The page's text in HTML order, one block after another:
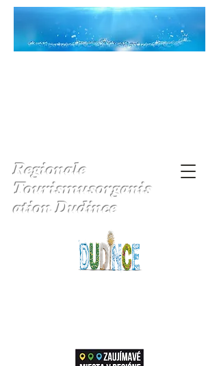
Regionale
Tourismusorganis
ation Dudince